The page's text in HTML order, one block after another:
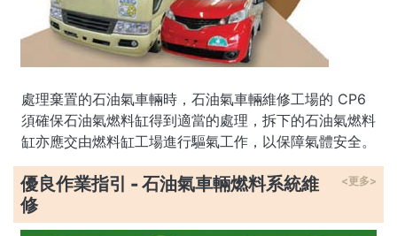
處理棄置的石油氣車輛時，石油氣車輛維修工場的 CP6
須確保石油氣燃料缸得到適當的處理，拆下的石油氣燃料
缸亦應交由燃料缸工場進行驅氣工作，以保障氣體安全。
優良作業指引 - 石油氣車輛燃料系統維
修
<更多>